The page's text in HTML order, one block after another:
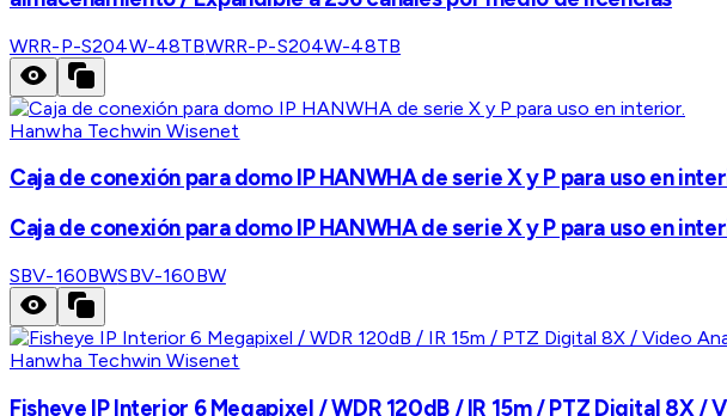
WRR-P-S204W-48TBWRR-P-S204W-48TB
Hanwha Techwin Wisenet
Caja de conexión para domo IP HANWHA de serie X y P para uso en
Caja de conexión para domo IP HANWHA de serie X y P para uso en
SBV-160BWSBV-160BW
Hanwha Techwin Wisenet
Fisheye IP Interior 6 Megapixel / WDR 120dB / IR 15m / PTZ Digital 8X